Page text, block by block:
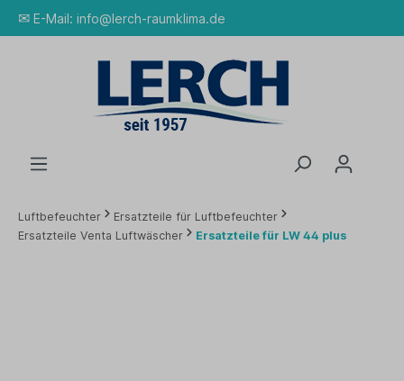
✉ E-Mail: info@lerch-raumklima.de
Luftbefeuchter
Ersatzteile für Luftbefeuchter
Ersatzteile Venta Luftwäscher
Ersatzteile für LW 44 plus